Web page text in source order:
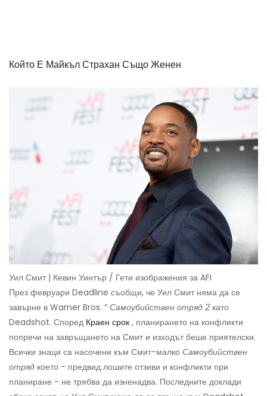
Който Е Майкъл Страхан Също Женен
Уил Смит | Кевин Уинтър / Гети изображения за AFI
През февруари Deadline съобщи, че Уил Смит няма да се
завърне в Warner Bros. “ Самоубийствен отряд 2 като
Deadshot. Според Краен срок , планирането на конфликти
попречи на завръщането на Смит и изходът беше приятелски.
Всички знаци са насочени към Смит-малко Самоубийствен
отряд което - предвид лошите отзиви и конфликти при
планиране - не трябва да изненадва. Последните доклади